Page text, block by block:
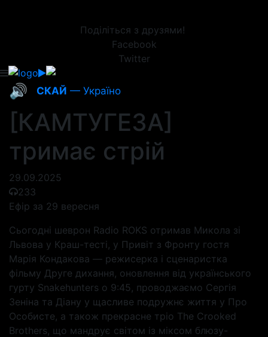
Поділіться з друзями!
Facebook
Twitter
🔊 СКАЙ — Україно
[КАМТУГЕЗА]
тримає стрій
29.09.2025
233
Ефір за 29 вересня
Сьогодні шеврон Radio ROKS отримав Микола зі
Львова у Краш-тесті, у Привіт з Фронту гостя
Марія Кондакова — режисерка і сценаристка
фільму Друге дихання, оновлення від українського
гурту Snakehunters о 9:45, проводжаємо Сергія
Зеніна та Діану у щасливе подружнє життя у Про
Особисте, а також прекрасне тріо The Crooked
Brothers, що мандрує світом із міксом блюзу-